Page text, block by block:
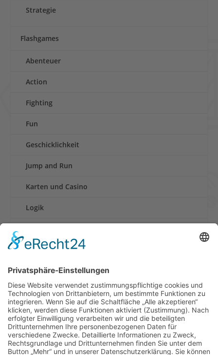
Strategie
Flashgames
Abenteuer
Action
Fighting
Fun
Geschicklichkeit
Jump and Run
Karten und Casino
Logik
Retro und Klassiker
Shooter
Sonstige Spiele
Sport
News